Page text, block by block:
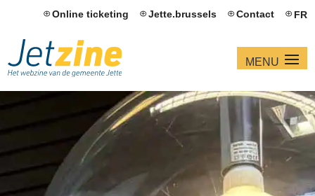
Online ticketing Jette.brussels Contact FR